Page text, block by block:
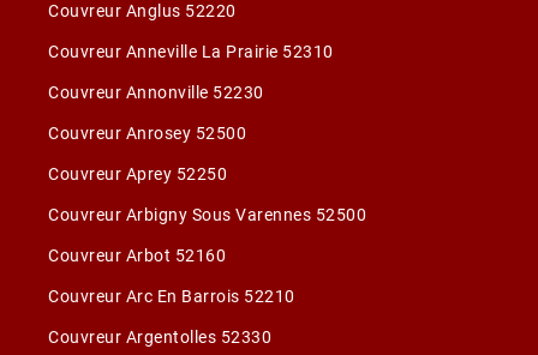
Couvreur Anglus 52220
Couvreur Anneville La Prairie 52310
Couvreur Annonville 52230
Couvreur Anrosey 52500
Couvreur Aprey 52250
Couvreur Arbigny Sous Varennes 52500
Couvreur Arbot 52160
Couvreur Arc En Barrois 52210
Couvreur Argentolles 52330